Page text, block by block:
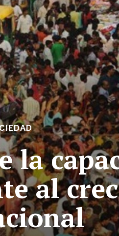
la
al